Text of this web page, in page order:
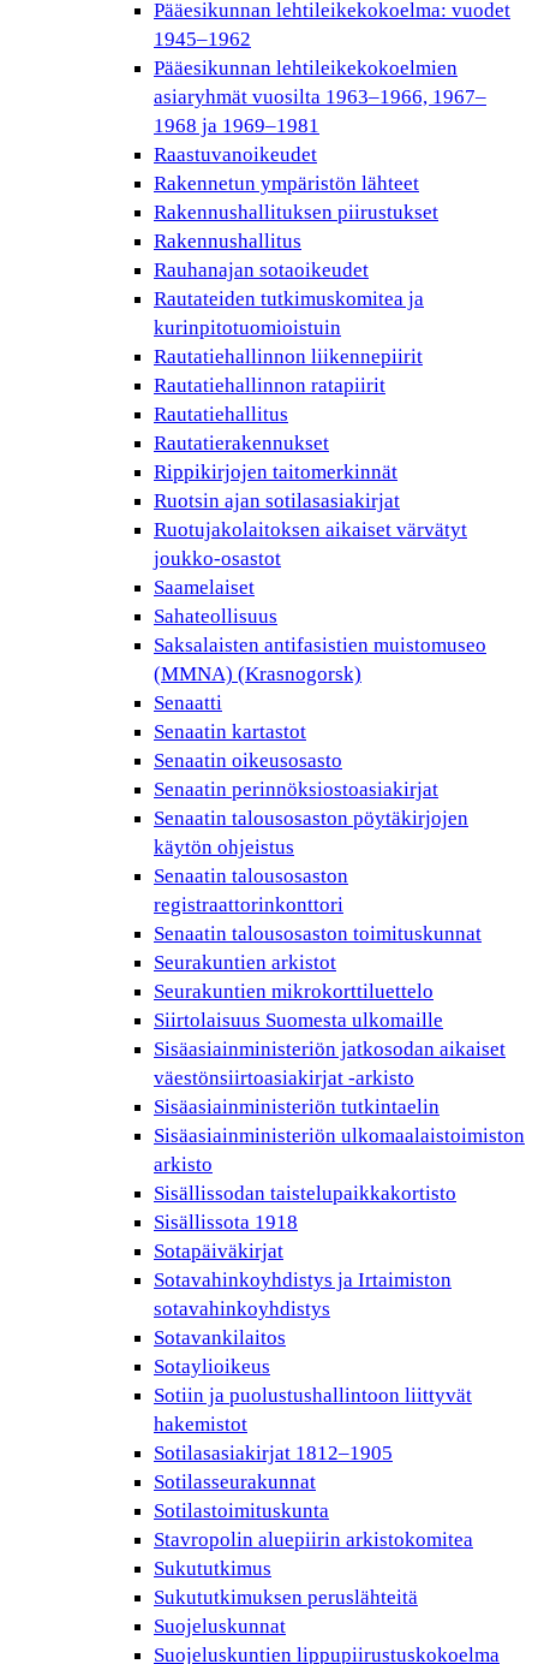
Pääesikunnan lehtileikekokoelma: vuodet
1945–1962
Pääesikunnan lehtileikekokoelmien
asiaryhmät vuosilta 1963–1966, 1967–
1968 ja 1969–1981
Raastuvanoikeudet
Rakennetun ympäristön lähteet
Rakennushallituksen piirustukset
Rakennushallitus
Rauhanajan sotaoikeudet
Rautateiden tutkimuskomitea ja
kurinpitotuomioistuin
Rautatiehallinnon liikennepiirit
Rautatiehallinnon ratapiirit
Rautatiehallitus
Rautatierakennukset
Rippikirjojen taitomerkinnät
Ruotsin ajan sotilasasiakirjat
Ruotujakolaitoksen aikaiset värvätyt
joukko-osastot
Saamelaiset
Sahateollisuus
Saksalaisten antifasistien muistomuseo
(MMNA) (Krasnogorsk)
Senaatti
Senaatin kartastot
Senaatin oikeusosasto
Senaatin perinnöksiostoasiakirjat
Senaatin talousosaston pöytäkirjojen
käytön ohjeistus
Senaatin talousosaston
registraattorinkonttori
Senaatin talousosaston toimituskunnat
Seurakuntien arkistot
Seurakuntien mikrokorttiluettelo
Siirtolaisuus Suomesta ulkomaille
Sisäasiainministeriön jatkosodan aikaiset
väestönsiirtoasiakirjat -arkisto
Sisäasiainministeriön tutkintaelin
Sisäasiainministeriön ulkomaalaistoimiston
arkisto
Sisällissodan taistelupaikkakortisto
Sisällissota 1918
Sotapäiväkirjat
Sotavahinkoyhdistys ja Irtaimiston
sotavahinkoyhdistys
Sotavankilaitos
Sotaylioikeus
Sotiin ja puolustushallintoon liittyvät
hakemistot
Sotilasasiakirjat 1812–1905
Sotilasseurakunnat
Sotilastoimituskunta
Stavropolin aluepiirin arkistokomitea
Sukututkimus
Sukututkimuksen peruslähteitä
Suojeluskunnat
Suojeluskuntien lippupiirustuskokoelma